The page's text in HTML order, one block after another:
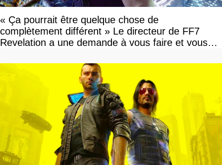
« Ça pourrait être quelque chose de
complètement différent » Le directeur de FF7
Revelation a une demande à vous faire et vous